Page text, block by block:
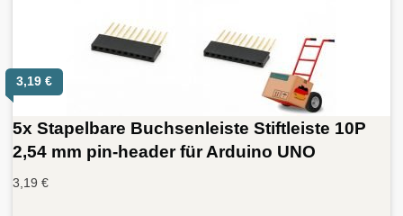
3,19 €
5x Stapelbare Buchsenleiste Stiftleiste 10P
2,54 mm pin-header für Arduino UNO
3,19 €